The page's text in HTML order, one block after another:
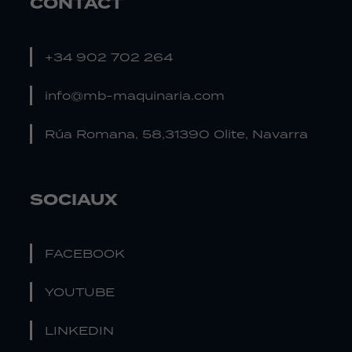
+34 902 702 264
info@mb-maquinaria.com
Rúa Romana, 58,31390 Olite, Navarra
SOCIAUX
FACEBOOK
YOUTUBE
LINKEDIN